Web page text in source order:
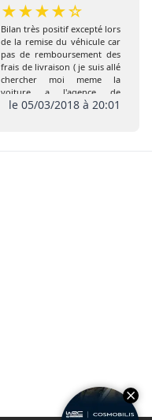
★★★★☆
Bilan très positif excepté lors
de la remise du véhicule car
pas de remboursement des
frais de livraison ( je suis allé
chercher moi meme la
voiture a l'agence de
Coigneres) comme prévu
le 05/03/2018 à 20:01